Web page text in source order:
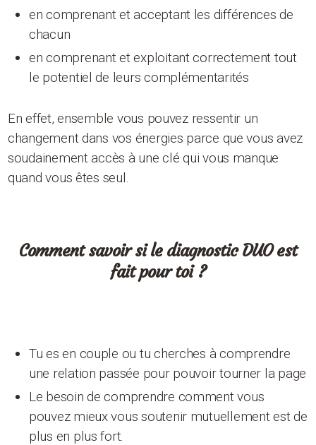
en comprenant et acceptant les différences de
chacun
en comprenant et exploitant correctement tout
le potentiel de leurs complémentarités
En effet, ensemble vous pouvez ressentir un
changement dans vos énergies parce que vous avez
soudainement accès à une clé qui vous manque
quand vous êtes seul.
Comment savoir si le diagnostic DUO est
fait pour toi ?
Tu es en couple ou tu cherches à comprendre
une relation passée pour pouvoir tourner la page
Le besoin de comprendre comment vous
pouvez mieux vous soutenir mutuellement est de
plus en plus fort.